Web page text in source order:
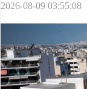
2026-08-09 03:55:08